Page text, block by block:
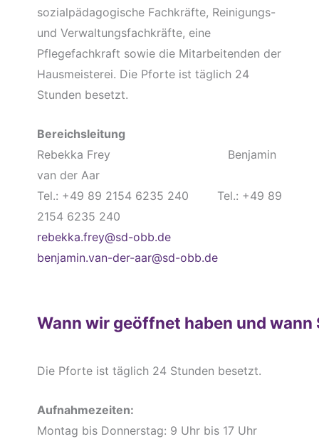
sozialpädagogische Fachkräfte, Reinigungs-
und Verwaltungsfachkräfte, eine
Pflegefachkraft sowie die Mitarbeitenden der
Hausmeisterei. Die Pforte ist täglich 24
Stunden besetzt.
Bereichsleitung
Rebekka Frey Benjamin
van der Aar
Tel.: +49 89 2154 6235 240 Tel.: +49 89
2154 6235 240
rebekka.frey@sd-obb.de
benjamin.van-der-aar@sd-obb.de
Wann wir geöffnet haben und wann
Die Pforte ist täglich 24 Stunden besetzt.
Aufnahmezeiten:
Montag bis Donnerstag: 9 Uhr bis 17 Uhr